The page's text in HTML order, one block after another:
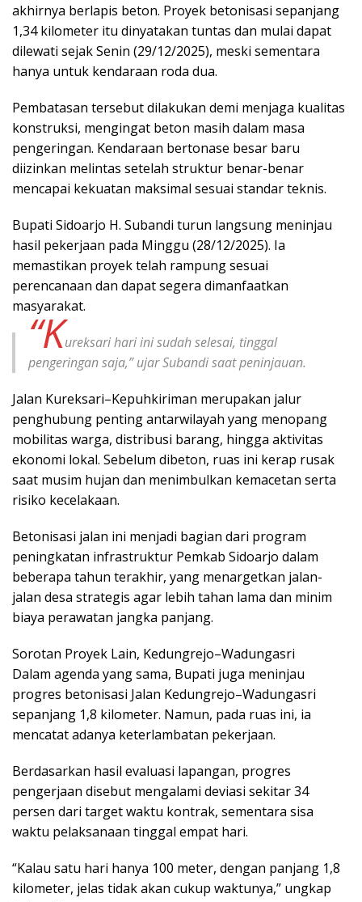
akhirnya berlapis beton. Proyek betonisasi sepanjang
1,34 kilometer itu dinyatakan tuntas dan mulai dapat
dilewati sejak Senin (29/12/2025), meski sementara
hanya untuk kendaraan roda dua.
Pembatasan tersebut dilakukan demi menjaga kualitas
konstruksi, mengingat beton masih dalam masa
pengeringan. Kendaraan bertonase besar baru
diizinkan melintas setelah struktur benar-benar
mencapai kekuatan maksimal sesuai standar teknis.
Bupati Sidoarjo H. Subandi turun langsung meninjau
hasil pekerjaan pada Minggu (28/12/2025). Ia
memastikan proyek telah rampung sesuai
perencanaan dan dapat segera dimanfaatkan
masyarakat.
“Kureksari hari ini sudah selesai, tinggal
pengeringan saja,” ujar Subandi saat peninjauan.
Jalan Kureksari–Kepuhkiriman merupakan jalur
penghubung penting antarwilayah yang menopang
mobilitas warga, distribusi barang, hingga aktivitas
ekonomi lokal. Sebelum dibeton, ruas ini kerap rusak
saat musim hujan dan menimbulkan kemacetan serta
risiko kecelakaan.
Betonisasi jalan ini menjadi bagian dari program
peningkatan infrastruktur Pemkab Sidoarjo dalam
beberapa tahun terakhir, yang menargetkan jalan-
jalan desa strategis agar lebih tahan lama dan minim
biaya perawatan jangka panjang.
Sorotan Proyek Lain, Kedungrejo–Wadungasri
Dalam agenda yang sama, Bupati juga meninjau
progres betonisasi Jalan Kedungrejo–Wadungasri
sepanjang 1,8 kilometer. Namun, pada ruas ini, ia
mencatat adanya keterlambatan pekerjaan.
Berdasarkan hasil evaluasi lapangan, progres
pengerjaan disebut mengalami deviasi sekitar 34
persen dari target waktu kontrak, sementara sisa
waktu pelaksanaan tinggal empat hari.
“Kalau satu hari hanya 100 meter, dengan panjang 1,8
kilometer, jelas tidak akan cukup waktunya,” ungkap